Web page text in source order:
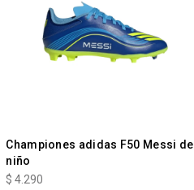
Championes adidas F50 Messi de
niño
$ 4.290